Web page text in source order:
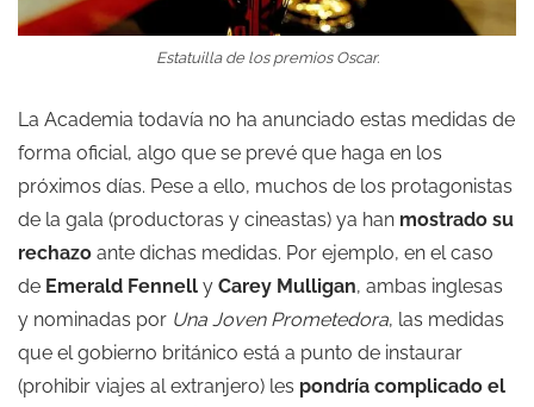
Estatuilla de los premios Oscar.
La Academia todavía no ha anunciado estas medidas de
forma oficial, algo que se prevé que haga en los
próximos días. Pese a ello, muchos de los protagonistas
de la gala (productoras y cineastas) ya han mostrado su
rechazo ante dichas medidas. Por ejemplo, en el caso
de Emerald Fennell y Carey Mulligan, ambas inglesas
y nominadas por Una Joven Prometedora, las medidas
que el gobierno británico está a punto de instaurar
(prohibir viajes al extranjero) les pondría complicado el